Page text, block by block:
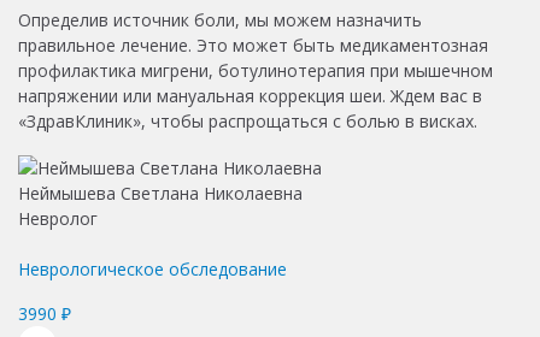
Определив источник боли, мы можем назначить
правильное лечение. Это может быть медикаментозная
профилактика мигрени, ботулинотерапия при мышечном
напряжении или мануальная коррекция шеи. Ждем вас в
«ЗдравКлиник», чтобы распрощаться с болью в висках.
Неймышева Светлана Николаевна
Невролог
Неврологическое обследование
3990 ₽